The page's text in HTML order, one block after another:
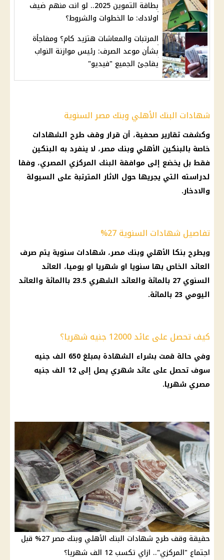
بطاقة التموين 2025.. لو انت منهم ضيف
اولادك: ما الخطوات والشروط؟
المرتبات والمعاشات هتزيد كام؟ ومفاجأة
بشأن موعد الصرف: رئيس موازنة النواب
يفاجئ الجميع "فيديو"
شهادات البنك الأهلي وبنك مصر السنوية
وكشفت تقارير صحفية، أن قراروقف طرح الشهادات
خاصة بالبنكين الأهلي وبنك مصر، لا ينفرد به البنكين
فقط بل يخضع إلى موافقة البنك المركزي المصري، وفقا
لدراسته التي يجريها حول الاثار المترتبة على السيولة
والادخار.
تفاصيل شهادات السنوية 27%
ويطرح بنكا الأهلي وبنك مصر، شهادات سنوية يتم صرف
العائد الخاص بها سنويا او شهريا او يوميا، العائد
السنوي 27 بالمائة والعائد الشهري 23.5 باالمائة والعائد
اليومي 23 بالمائة.
كيف تحصل على عائد 12000 جنيه شهريا؟
وفي حالة قمت بشراء الشهادة بمبلغ 650 الف جنيه
سوف تحصل على عائد شهري يصل إلى 12 الف
جنيه
مصري شهريا.
حقيقة وقف طرح شهادات البنك الأهلي وبنك مصر 27% قبل
اجتماع "المركزي".. ازاي تكسب 12 الف شهريا؟